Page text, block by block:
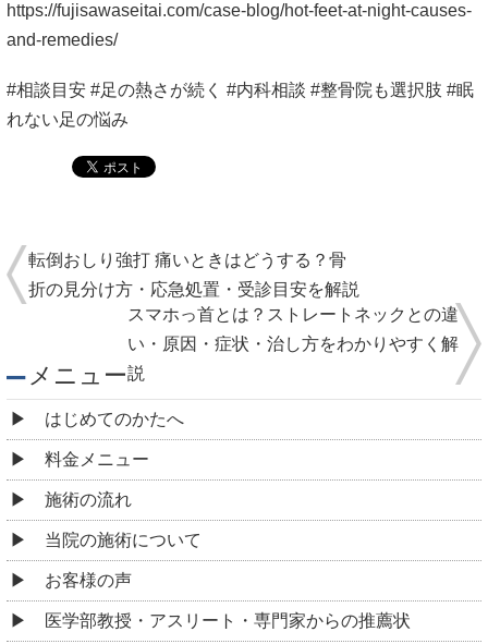
https://fujisawaseitai.com/case-blog/hot-feet-at-night-causes-
and-remedies/
#相談目安 #足の熱さが続く #内科相談 #整骨院も選択肢 #眠
れない足の悩み
転倒おしり強打 痛いときはどうする？骨
折の見分け方・応急処置・受診目安を解説
スマホっ首とは？ストレートネックとの違
い・原因・症状・治し方をわかりやすく解
説
メニュー
はじめてのかたへ
料金メニュー
施術の流れ
当院の施術について
お客様の声
医学部教授・アスリート・専門家からの推薦状